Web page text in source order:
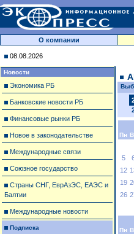
О компании
08.08.2026
Новости
Экономика РБ
Банковские новости РБ
Финансовые рынки РБ
Новое в законодательстве
Международные связи
Союзное государство
Страны СНГ, ЕврАзЭС, ЕАЭС и
Балтии
Международные новости
Подписка
Пн
5
12
19
26
Пн